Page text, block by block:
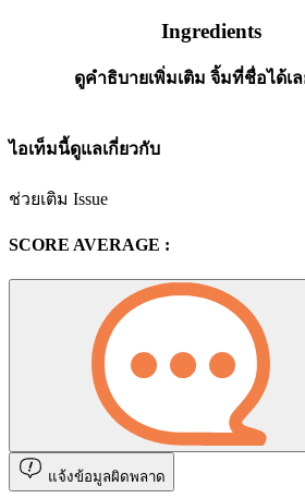
Ingredients
ดูคำธิบายเพิ่มเติม จิ้มที่ชื่อได้เ
ไอเท็มนี้ดูแลเกี่ยวกับ
ช่วยเติม Issue
SCORE AVERAGE :
แจ้งข้อมูลผิดพลาด